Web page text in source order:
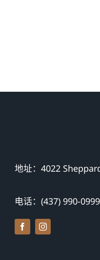
地址：4022
电话：(437) 990-0999